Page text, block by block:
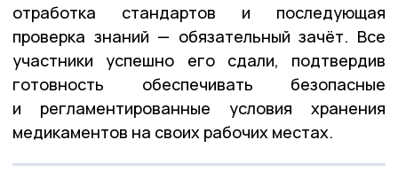
отработка стандартов и последующая
проверка знаний — обязательный зачёт. Все
участники успешно его сдали, подтвердив
готовность обеспечивать безопасные
и регламентированные условия хранения
медикаментов на своих рабочих местах.